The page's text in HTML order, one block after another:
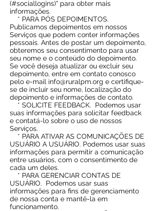
(#sociallogins)" para obter mais
informações.
* PARA PÓS DEPOIMENTOS.
Publicamos depoimentos em nossos
Serviços que podem conter informações
pessoais. Antes de postar um depoimento,
obteremos seu consentimento para usar
seu nome e o conteúdo do depoimento.
Se você deseja atualizar ou excluir seu
depoimento, entre em contato conosco
pelo e-mail info@ruralpm.org e certifique-
se de incluir seu nome, localização do
depoimento e informações de contato.
* SOLICITE FEEDBACK.
Podemos usar
suas informações para solicitar feedback
e contatá-lo sobre o uso de nossos
Serviços.
* PARA ATIVAR AS COMUNICAÇÕES DE
USUÁRIO A USUÁRIO. Podemos usar suas
informações para permitir a comunicação
entre usuários, com o consentimento de
cada um deles.
* PARA GERENCIAR CONTAS DE
USUÁRIO.
Podemos usar suas
informações para fins de gerenciamento
de nossa conta e mantê-la em
funcionamento.